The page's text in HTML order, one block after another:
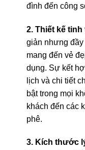
đình đến công
2. Thiết kế tinh
giản nhưng đầy
mang đến vẻ
dụng. Sự kết
lịch và chi tiết
bật trong mọi
khách đến các
phê.
3. Kích thước